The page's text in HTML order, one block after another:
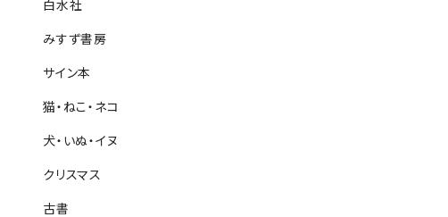
白水社
みすず書房
サイン本
猫・ねこ・ネコ
犬・いぬ・イヌ
クリスマス
古書